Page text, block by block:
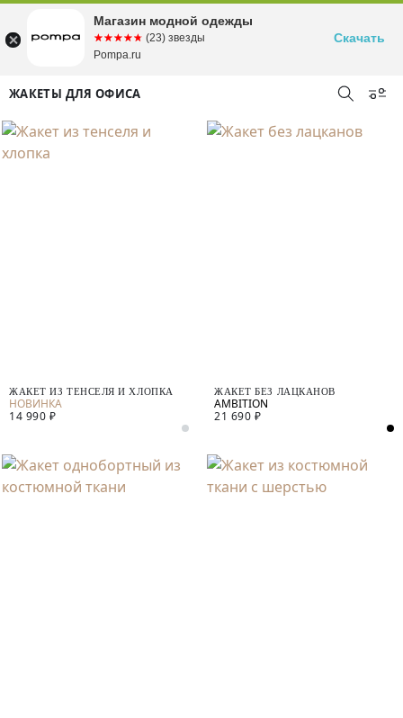
ЖАКЕТЫ ДЛЯ ОФИСА
ЖАКЕТ ИЗ ТЕНСЕЛЯ И ХЛОПКА
14 990 ₽
ЖАКЕТ БЕЗ ЛАЦКАНОВ
21 690 ₽
Магазин модной одежды
☆☆☆☆☆
★★★★★ (23) звезды
Pompa.ru
Скачать